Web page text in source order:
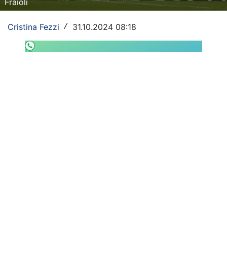
SHOP LAZIO
Fraioli
Cristina Fezzi / 31.10.2024 08:18